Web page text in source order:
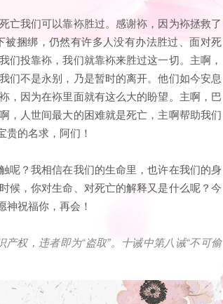
亡我们可以靠袮胜过。感谢袮，因为袮拯救了
捆绑，仍然有许多人没有办法胜过、面对死
投靠袮，我们就靠袮来胜过这一切。主啊，
们不是永别，乃是暂时的离开。他们如今安息
，因为在袮里面就有这么大的盼望。主啊，巴
，人世间最大的困难就是死亡，主啊帮助我们
的名求，阿们！
呢？我相信在我们的生命里，也许在我们的身
候，你对生命、对死亡的解释又是什么呢？今
祝福你，再会！
产权，违者即为“盗取”。十诫中第八诫“不可偷